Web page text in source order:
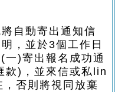
自動寄出通知信
，並於3個工作日
一)寄出報名成功通
款) ，並來信或私lin
， 否則將視同放棄